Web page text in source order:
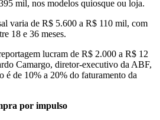
mil, nos modelos quiosque ou loja.
varia de R$ 5.600 a R$ 110 mil, com
18 e 36 meses.
lucram de R$ 2.000 a R$ 12
Camargo, diretor-executivo da ABF,
é de 10% a 20% do faturamento da
por impulso